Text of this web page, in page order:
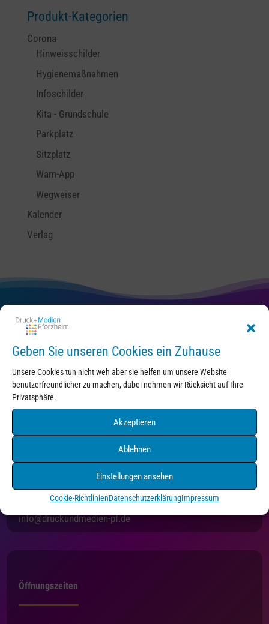
Geben Sie unseren Cookies ein Zuhause
Unsere Cookies tun nicht weh aber sie helfen um unsere Website
benutzerfreundlicher zu machen, dabei nehmen wir Rücksicht auf Ihre
Privatsphäre.
Akzeptieren
Ablehnen
Einstellungen ansehen
Cookie-RichtlinienDatenschutzerklärungImpressum
Produkt-Kategorien
Corona
Hinweisschilder
Hygienemaßnahmen
Infoschilder
Kita - Grundschule
Parkplatz
Sitzplatz
Warn-App
Wegweiser
Kalender
Verlag
75175 Pforzheim
Tel. 07231/4550216
info@druckundmedien-pf.de
Öffnungszeiten